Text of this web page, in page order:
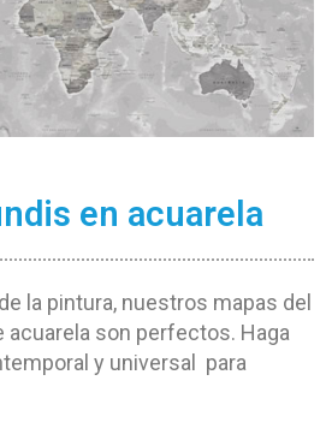
en acuarela
la pintura, nuestros mapas del
son perfectos. Haga
y universal para